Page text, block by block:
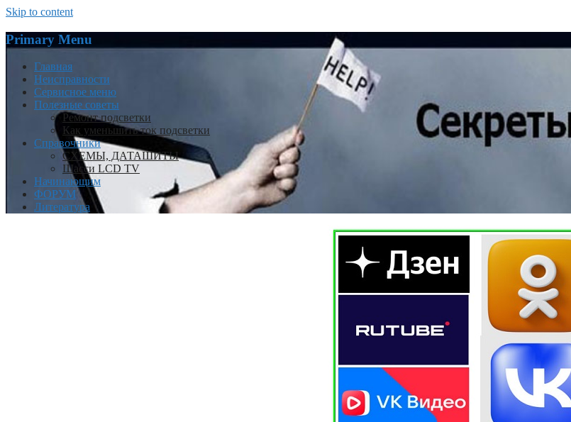
Skip to content
Primary Menu
Главная
Неисправности
Сервисное меню
Полезные советы
Ремонт подсветки
Как уменьшить ток подсветки
Справочники
СХЕМЫ, ДАТАШИТЫ
Шасси LCD TV
Начинающим
ФОРУМ
Литература